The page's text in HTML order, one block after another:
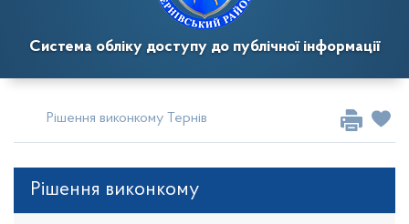
Система обліку доступу до публічної інформації
Рішення виконкому Тернівської районної у місті ради
Рішення виконкому